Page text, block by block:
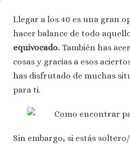
Llegar a los 40 es una gran
hacer balance de todo
equivocado.También has
cosas y gracias a esos
has disfrutado de muchas
para ti.
Sin embargo, si estás